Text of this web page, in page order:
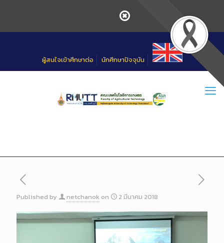
ผู้สนใจเข้าศึกษาต่อ นักศึกษาปัจจุบัน
Published by netchanok on 2 มีนาคม 2018